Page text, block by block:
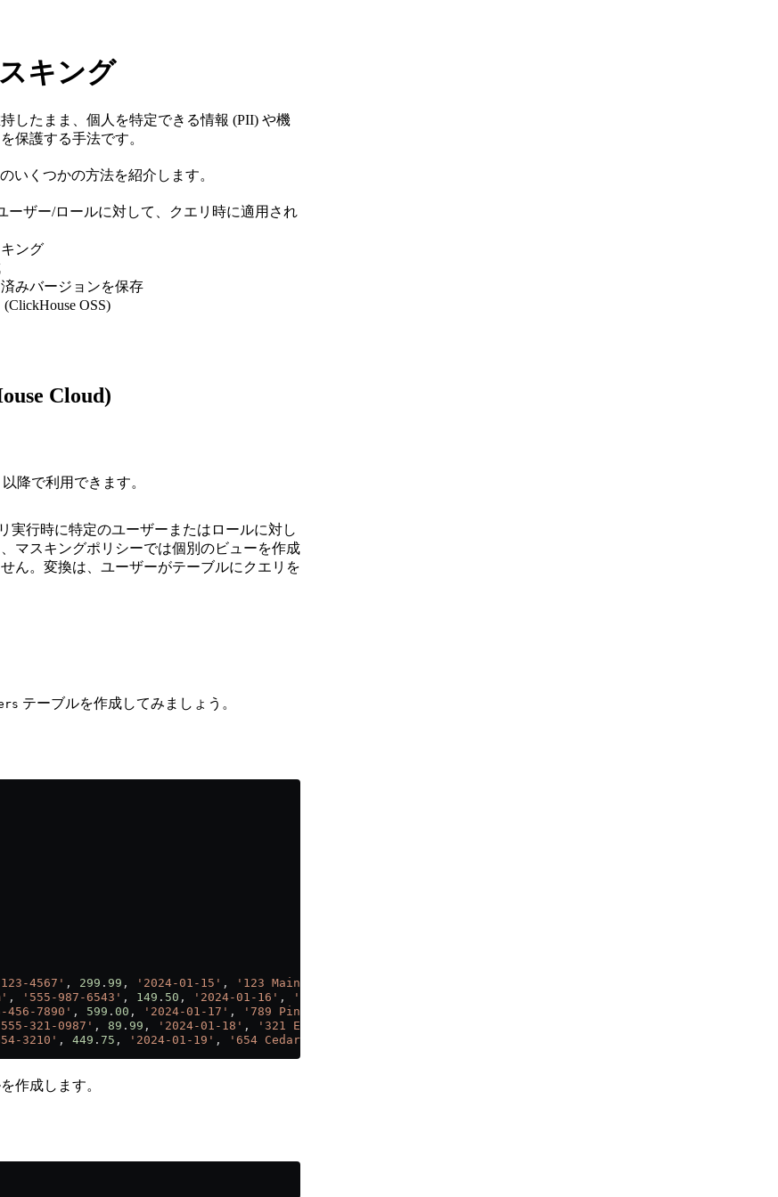
キング
したまま、個人を特定できる情報 (PII) や機
保護する手法です。
いくつかの方法を紹介します。
ーザー/ロールに対して、クエリ時に適用され
ング
みバージョンを保存
OSS)
Cloud)
降で利用できます。
実行時に特定のユーザーまたはロールに対し
マスキングポリシーでは個別のビューを作成
ん。変換は、ユーザーがテーブルにクエリを
テーブルを作成してみましょう。
4567' , 299 . 99 , '2024-01-15' , '123 Main St, New York, NY 10001'
, '555-987-6543' , 149 . 50 , '2024-01-16' , '456 Oak Ave, Los Angeles, CA 90210'
456-7890' , 599 . 00 , '2024-01-17' , '789 Pine Rd, Chicago, IL 60601'
321-0987' , 89 . 99 , '2024-01-18' , '321 Elm St, Houston, TX 77001'
3210' , 449 . 75 , '2024-01-19' , '654 Cedar Blvd, Phoenix, AZ 85001'
作成します。